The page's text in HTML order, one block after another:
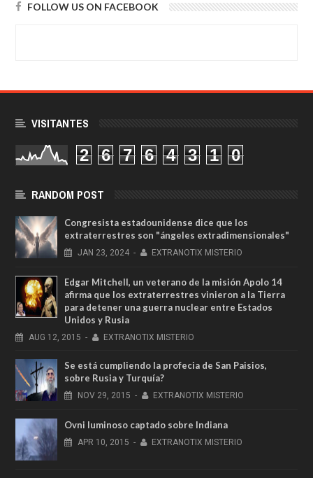
FOLLOW US ON FACEBOOK
VISITANTES
2 6 7 6 4 3 1 0
RANDOM POST
Congresista estadounidense dice que los
extraterrestres son "ángeles extradimensionales"
JAN 23, 2024 - EXTRANOTIX MISTERIO
Edgar Mitchell, un veterano de la misión Apolo 14
afirma que los extraterrestres vinieron a la Tierra
para detener una guerra nuclear entre Estados
Unidos y Rusia
AUG 12, 2015 - EXTRANOTIX MISTERIO
Se está cumpliendo la profecia de San Paisios,
sobre Rusia y Turquía?
NOV 29, 2015 - EXTRANOTIX MISTERIO
Ovni luminoso captado sobre Indiana
APR 10, 2015 - EXTRANOTIX MISTERIO